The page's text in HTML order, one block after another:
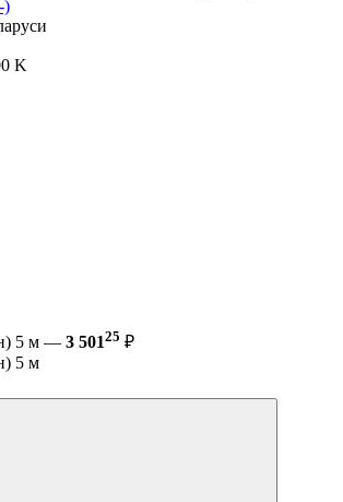
)
K
5 м — 3 50125 ₽
5 м